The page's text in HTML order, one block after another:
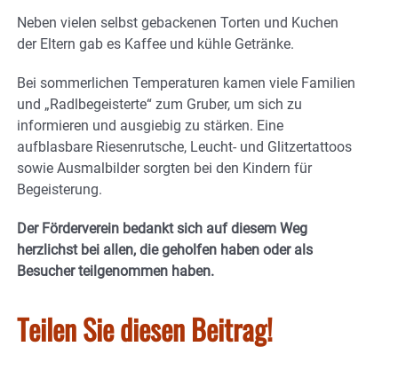
Neben vielen selbst gebackenen Torten und Kuchen
der Eltern gab es Kaffee und kühle Getränke.
Bei sommerlichen Temperaturen kamen viele Familien
und „Radlbegeisterte“ zum Gruber, um sich zu
informieren und ausgiebig zu stärken. Eine
aufblasbare Riesenrutsche, Leucht- und Glitzertattoos
sowie Ausmalbilder sorgten bei den Kindern für
Begeisterung.
Der Förderverein bedankt sich auf diesem Weg
herzlichst bei allen, die geholfen haben oder als
Besucher teilgenommen haben.
Teilen Sie diesen Beitrag!